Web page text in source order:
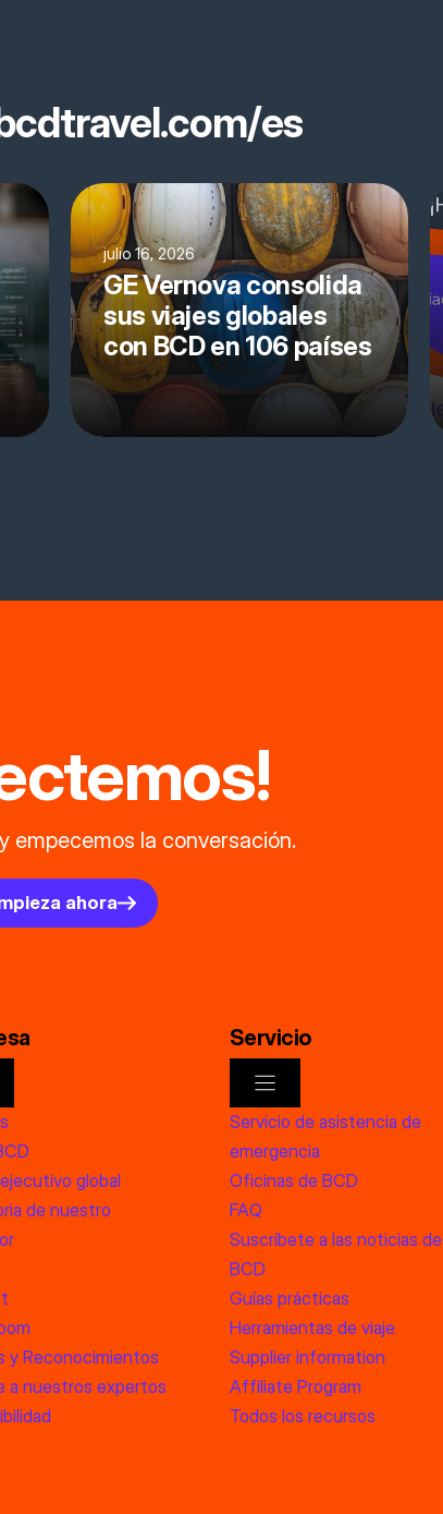
es
julio 16, 2026
GE Vernova consolida
sus viajes globales
con BCD en 106 países
empecemos la conversación.
ahora
global
de nuestro
y Reconocimientos
a nuestros expertos
Servicio
Servicio de asistencia de
emergencia
Oficinas de BCD
FAQ
Suscríbete a las noticias de
BCD
Guías prácticas
Herramientas de viaje
Supplier information
Affiliate Program
Todos los recursos